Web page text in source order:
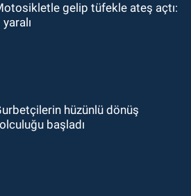
gelip tüfekle ateş açtı:
yaralı
hüzünlü dönüş
başladı